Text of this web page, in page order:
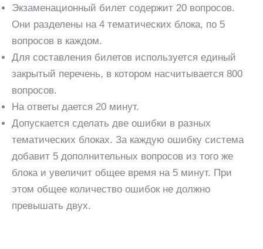
Экзаменационный билет содержит 20 вопросов.
Они разделены на 4 тематических блока, по 5
вопросов в каждом.
Для составления билетов используется единый
закрытый перечень, в котором насчитывается 800
вопросов.
На ответы дается 20 минут.
Допускается сделать две ошибки в разных
тематических блоках. За каждую ошибку система
добавит 5 дополнительных вопросов из того же
блока и увеличит общее время на 5 минут. При
этом общее количество ошибок не должно
превышать двух.